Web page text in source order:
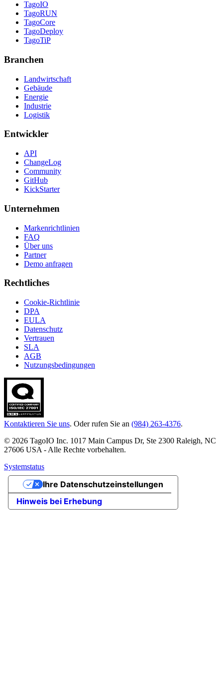
TagoIO
TagoRUN
TagoCore
TagoDeploy
TagoTiP
Branchen
Landwirtschaft
Gebäude
Energie
Industrie
Logistik
Entwickler
API
ChangeLog
Community
GitHub
KickStarter
Unternehmen
Markenrichtlinien
FAQ
Über uns
Partner
Demo anfragen
Rechtliches
Cookie-Richtlinie
DPA
EULA
Datenschutz
Vertrauen
SLA
AGB
Nutzungsbedingungen
Kontaktieren Sie uns. Oder rufen Sie an (984) 263-4376.
© 2026 TagoIO Inc. 1017 Main Campus Dr, Ste 2300 Raleigh, NC
27606 USA - Alle Rechte vorbehalten.
Systemstatus
Hinweis bei Erhebung
Ihre Datenschutzeinstellungen